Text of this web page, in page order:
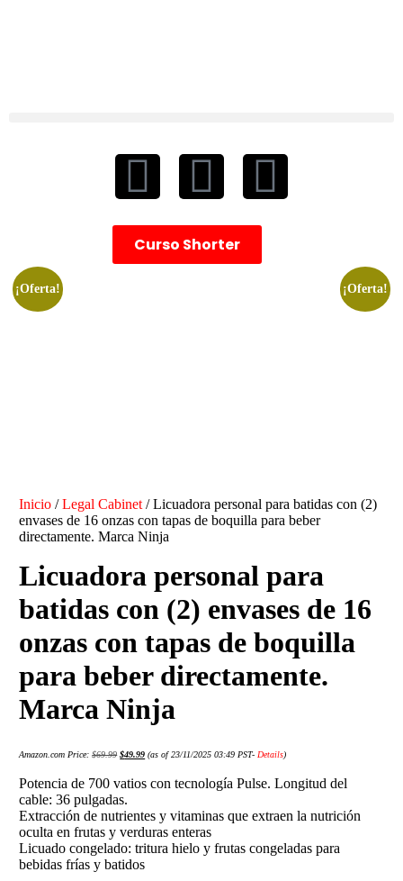
Curso Shorter
¡Oferta!
Inicio /Legal Cabinet / Licuadora personal para batidas con (2)
envases de 16 onzas con tapas de boquilla para beber
directamente. Marca Ninja
Licuadora personal para
batidas con (2) envases de 16
onzas con tapas de boquilla
para beber directamente.
Marca Ninja
Amazon.com Price:$69.99 $49.99 (as of 23/11/2025 03:49 PST-Details)
Potencia de 700 vatios con tecnología Pulse. Longitud del
cable: 36 pulgadas.
Extracción de nutrientes y vitaminas que extraen la nutrición
oculta en frutas y verduras enteras
Licuado congelado: tritura hielo y frutas congeladas para
bebidas frías y batidos
¡Oferta!